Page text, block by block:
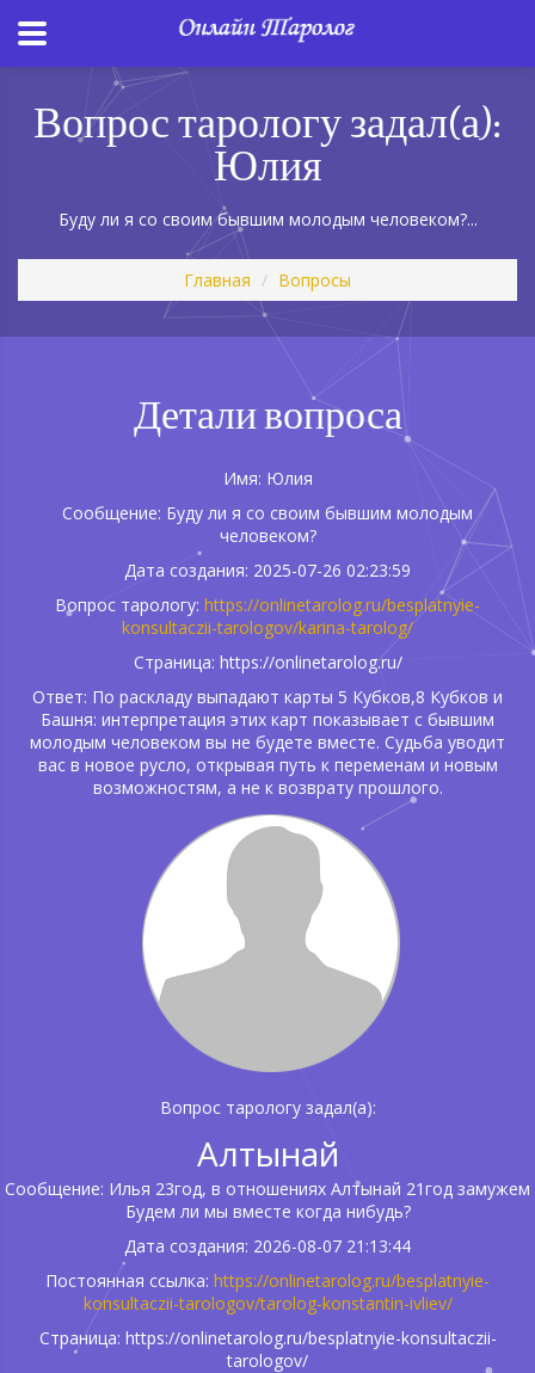
Вопрос тарологу задал(а):
Юлия
Буду ли я со своим бывшим молодым человеком?...
Главная Вопросы
Детали вопроса
Имя: Юлия
Сообщение: Буду ли я со своим бывшим молодым
человеком?
Дата создания: 2025-07-26 02:23:59
Вопрос тарологу: https://onlinetarolog.ru/besplatnyie-
konsultaczii-tarologov/karina-tarolog/
Страница: https://onlinetarolog.ru/
Ответ: По раскладу выпадают карты 5 Кубков,8 Кубков и
Башня: интерпретация этих карт показывает с бывшим
молодым человеком вы не будете вместе. Судьба уводит
вас в новое русло, открывая путь к переменам и новым
возможностям, а не к возврату прошлого.
Вопрос тарологу задал(а):
Алтынай
Сообщение: Илья 23год, в отношениях Алтынай 21год замужем
Будем ли мы вместе когда нибудь?
Дата создания: 2026-08-07 21:13:44
Постоянная ссылка: https://onlinetarolog.ru/besplatnyie-
konsultaczii-tarologov/tarolog-konstantin-ivliev/
Страница: https://onlinetarolog.ru/besplatnyie-konsultaczii-
tarologov/